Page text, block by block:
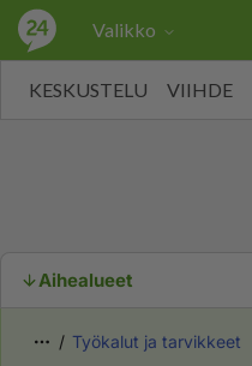
Valikko
KESKUSTELU VIIHDE
Aihealueet
Työkalut ja tarvikkeet